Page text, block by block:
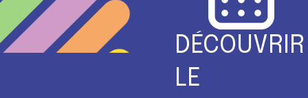
DÉCOUVRIR
LE